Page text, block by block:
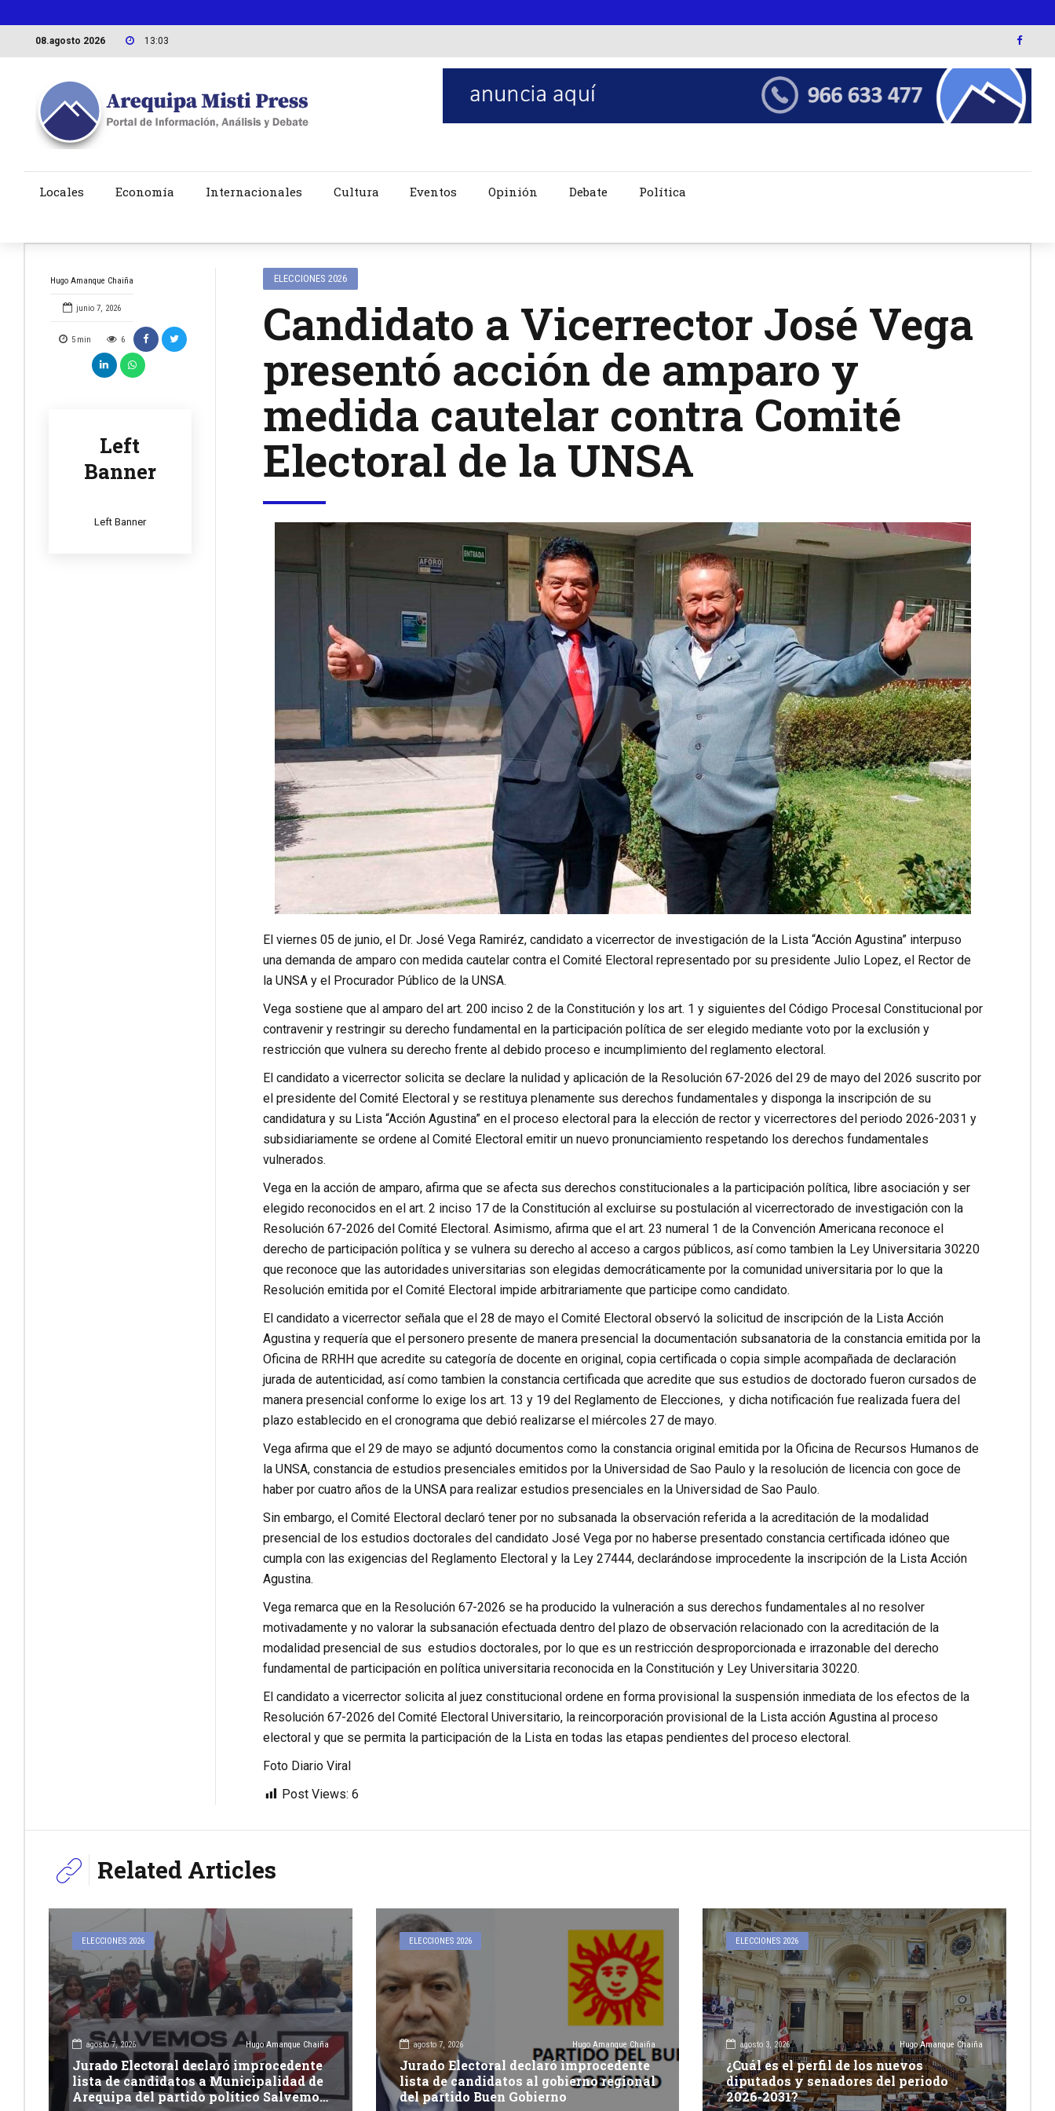
08.agosto 2026 13:03
Locales Economía Internacionales Cultura Eventos Opinión Debate Política
Hugo Amanque Chaiña
junio 7, 2026
5 min 6
Left
Banner
Left Banner
ELECCIONES 2026
Candidato a Vicerrector José Vega
presentó acción de amparo y
medida cautelar contra Comité
Electoral de la UNSA
El viernes 05 de junio, el Dr. José Vega Ramiréz, candidato a vicerrector de investigación de la Lista “Acción Agustina” interpuso
una demanda de amparo con medida cautelar contra el Comité Electoral representado por su presidente Julio Lopez, el Rector de
la UNSA y el Procurador Público de la UNSA.
Vega sostiene que al amparo del art. 200 inciso 2 de la Constitución y los art. 1 y siguientes del Código Procesal Constitucional por
contravenir y restringir su derecho fundamental en la participación política de ser elegido mediante voto por la exclusión y
restricción que vulnera su derecho frente al debido proceso e incumplimiento del reglamento electoral.
El candidato a vicerrector solicita se declare la nulidad y aplicación de la Resolución 67-2026 del 29 de mayo del 2026 suscrito por
el presidente del Comité Electoral y se restituya plenamente sus derechos fundamentales y disponga la inscripción de su
candidatura y su Lista “Acción Agustina” en el proceso electoral para la elección de rector y vicerrectores del periodo 2026-2031 y
subsidiariamente se ordene al Comité Electoral emitir un nuevo pronunciamiento respetando los derechos fundamentales
vulnerados.
Vega en la acción de amparo, afirma que se afecta sus derechos constitucionales a la participación política, libre asociación y ser
elegido reconocidos en el art. 2 inciso 17 de la Constitución al excluirse su postulación al vicerrectorado de investigación con la
Resolución 67-2026 del Comité Electoral. Asimismo, afirma que el art. 23 numeral 1 de la Convención Americana reconoce el
derecho de participación política y se vulnera su derecho al acceso a cargos públicos, así como tambien la Ley Universitaria 30220
que reconoce que las autoridades universitarias son elegidas democráticamente por la comunidad universitaria por lo que la
Resolución emitida por el Comité Electoral impide arbitrariamente que participe como candidato.
El candidato a vicerrector señala que el 28 de mayo el Comité Electoral observó la solicitud de inscripción de la Lista Acción
Agustina y requería que el personero presente de manera presencial la documentación subsanatoria de la constancia emitida por la
Oficina de RRHH que acredite su categoría de docente en original, copia certificada o copia simple acompañada de declaración
jurada de autenticidad, así como tambien la constancia certificada que acredite que sus estudios de doctorado fueron cursados de
manera presencial conforme lo exige los art. 13 y 19 del Reglamento de Elecciones, y dicha notificación fue realizada fuera del
plazo establecido en el cronograma que debió realizarse el miércoles 27 de mayo.
Vega afirma que el 29 de mayo se adjuntó documentos como la constancia original emitida por la Oficina de Recursos Humanos de
la UNSA, constancia de estudios presenciales emitidos por la Universidad de Sao Paulo y la resolución de licencia con goce de
haber por cuatro años de la UNSA para realizar estudios presenciales en la Universidad de Sao Paulo.
Sin embargo, el Comité Electoral declaró tener por no subsanada la observación referida a la acreditación de la modalidad
presencial de los estudios doctorales del candidato José Vega por no haberse presentado constancia certificada idóneo que
cumpla con las exigencias del Reglamento Electoral y la Ley 27444, declarándose improcedente la inscripción de la Lista Acción
Agustina.
Vega remarca que en la Resolución 67-2026 se ha producido la vulneración a sus derechos fundamentales al no resolver
motivadamente y no valorar la subsanación efectuada dentro del plazo de observación relacionado con la acreditación de la
modalidad presencial de sus estudios doctorales, por lo que es un restricción desproporcionada e irrazonable del derecho
fundamental de participación en política universitaria reconocida en la Constitución y Ley Universitaria 30220.
El candidato a vicerrector solicita al juez constitucional ordene en forma provisional la suspensión inmediata de los efectos de la
Resolución 67-2026 del Comité Electoral Universitario, la reincorporación provisional de la Lista acción Agustina al proceso
electoral y que se permita la participación de la Lista en todas las etapas pendientes del proceso electoral.
Foto Diario Viral
Post Views: 6
Related Articles
ELECCIONES 2026
agosto 7, 2026 Hugo Amanque Chaiña
Jurado Electoral declaró improcedente
lista de candidatos a Municipalidad de
Arequipa del partido político Salvemos
ELECCIONES 2026
agosto 7, 2026 Hugo Amanque Chaiña
Jurado Electoral declaró improcedente
lista de candidatos al gobierno regional
del partido Buen Gobierno
ELECCIONES 2026
agosto 3, 2026 Hugo Amanque Chaiña
¿Cuál es el perfil de los nuevos
diputados y senadores del periodo
2026-2031?